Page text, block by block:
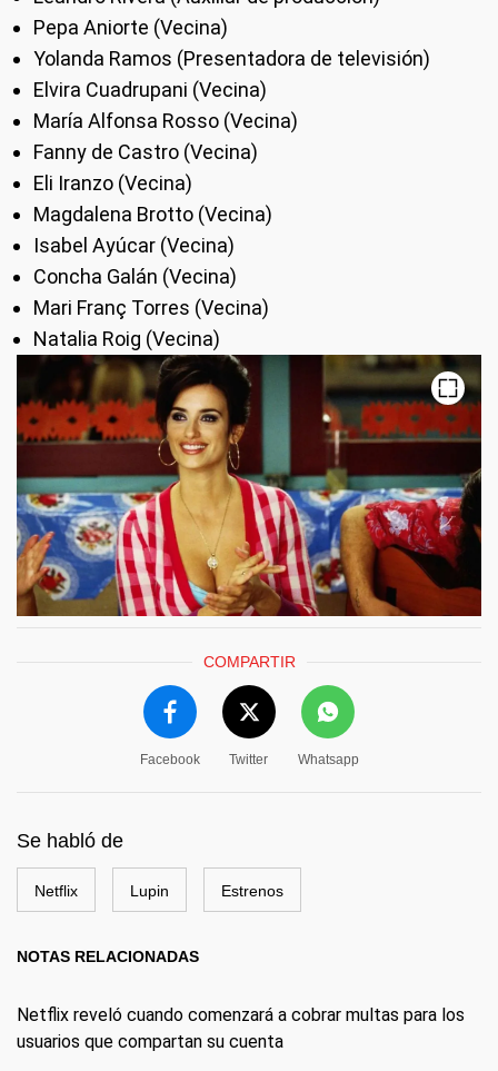
Pepa Aniorte (Vecina)
Yolanda Ramos (Presentadora de televisión)
Elvira Cuadrupani (Vecina)
María Alfonsa Rosso (Vecina)
Fanny de Castro (Vecina)
Eli Iranzo (Vecina)
Magdalena Brotto (Vecina)
Isabel Ayúcar (Vecina)
Concha Galán (Vecina)
Mari Franç Torres (Vecina)
Natalia Roig (Vecina)
COMPARTIR
Facebook Twitter Whatsapp
Se habló de
Netflix Lupin Estrenos
NOTAS RELACIONADAS
Netflix reveló cuando comenzará a cobrar multas para los
usuarios que compartan su cuenta